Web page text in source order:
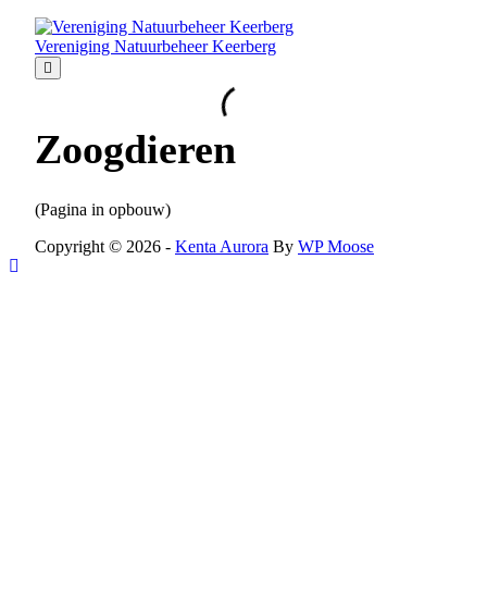
Vereniging Natuurbeheer Keerberg
Zoogdieren
(Pagina in opbouw)
Copyright © 2026 - Kenta Aurora By WP Moose